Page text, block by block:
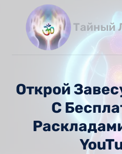
содержимому
Тайный
Открой
С